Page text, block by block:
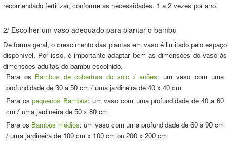
recomendado fertilizar, conforme as necessidades, 1 a 2 vezes por ano.
2/ Escolher um vaso adequado para plantar o bambu
De forma geral, o crescimento das plantas em vaso é limitado pelo espaço
disponível. Por isso, é importante adaptar bem as dimensões do vaso às
dimensões adultas do bambu escolhido.
Para os Bambus de cobertura do solo / anões: um vaso com uma
profundidade de 30 a 50 cm / uma jardineira de 40 x 40 cm
Para ospequenos Bambus: um vaso com uma profundidade de 40 a 60
cm / uma jardineira de 50 x 80 cm
Para os Bambus médios: um vaso com uma profundidade de 60 à 90 cm
/ uma jardineira de 100 cm x 100 cm ou 200 x 200 cm